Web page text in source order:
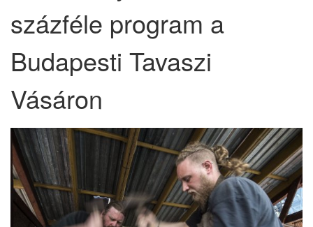
százféle program a
Budapesti Tavaszi
Vásáron